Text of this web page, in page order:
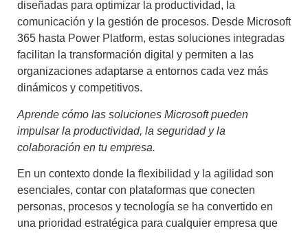
diseñadas para optimizar la productividad, la
comunicación y la gestión de procesos. Desde Microsoft
365 hasta Power Platform, estas soluciones integradas
facilitan la transformación digital y permiten a las
organizaciones adaptarse a entornos cada vez más
dinámicos y competitivos.
Aprende cómo las soluciones Microsoft pueden
impulsar la productividad, la seguridad y la
colaboración en tu empresa.
En un contexto donde la flexibilidad y la agilidad son
esenciales, contar con plataformas que conecten
personas, procesos y tecnología se ha convertido en
una prioridad estratégica para cualquier empresa que